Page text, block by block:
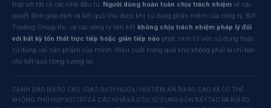
hợp với tất cả các nhà đầu tư. Người dùng hoàn toàn chịu trách nhiệm về các
quyết định giao dịch và kết quả thu được khi sử dụng phần mềm của công ty. BJF
Trading Group Inc. và các công ty liên kết không chịu trách nhiệm pháp lý đối
với bất kỳ tổn thất trực tiếp hoặc gián tiếp nào phát sinh từ việc sử dụng hoặc
sử dụng sai sản phẩm của mình. Hiệu suất trong quá khứ không phải là chỉ báo
cho kết quả trong tương lai.
CẢNH BÁO RỦI RO CAO: GIAO DỊCH NGOẠI HỐI TIỀM ẨN RỦI RO CAO VÀ CÓ THỂ
KHÔNG PHÙ HỢP VỚI TẤT CẢ CÁC NHÀ ĐẦU TƯ. SỬ DỤNG ĐÒN BẨY TẠO RA RỦI RO